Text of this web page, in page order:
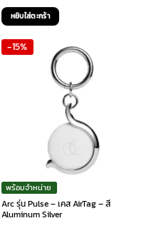
price
was:
990 ฿.
price
840 ฿.
หยิบใส่ตะกร้า
-15%
พร้อมจำหน่าย
Arc รุ่น Pulse – เคส AirTag – สี
Aluminum Silver